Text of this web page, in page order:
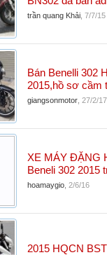
trần quang Khải 7/7/15
Bán Benelli 302
2015,hồ sơ cầm
giangsonmotor 27/2/17
XE MÁY ĐẶNG
Beneli 302 2015
hoamaygio 2/6/16
2015 HQCN